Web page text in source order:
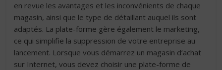
en revue les avantages et les inconvénients de chaque
magasin, ainsi que le type de détaillant auquel ils sont
adaptés. La plate-forme gère également le marketing,
ce qui simplifie la suppression de votre entreprise au
lancement. Lorsque vous démarrez un magasin d’achat
sur Internet, vous devez choisir une plate-forme de